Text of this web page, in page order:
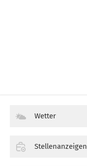
Wetter
Stellenanzeigen